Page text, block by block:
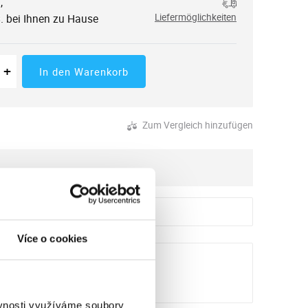
Více o cookies
využíváme soubory
bei Ihnen zu Hause
Liefermöglichkeiten
Menge
+ In den Warenkorb
Zum Vergleich hinzufügen